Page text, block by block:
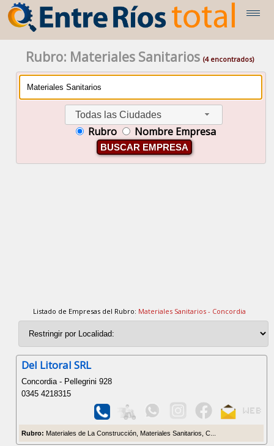
Rubro: Materiales Sanitarios (4 encontrados)
Todas las Ciudades
Rubro Nombre Empresa
BUSCAR EMPRESA
Listado de Empresas del Rubro: Materiales Sanitarios - Concordia
Del Litoral SRL
Concordia - Pellegrini 928
0345 4218315
Rubro: Materiales de La Construcción, Materiales Sanitarios, C...